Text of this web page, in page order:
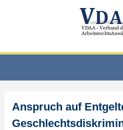
Anspruch auf